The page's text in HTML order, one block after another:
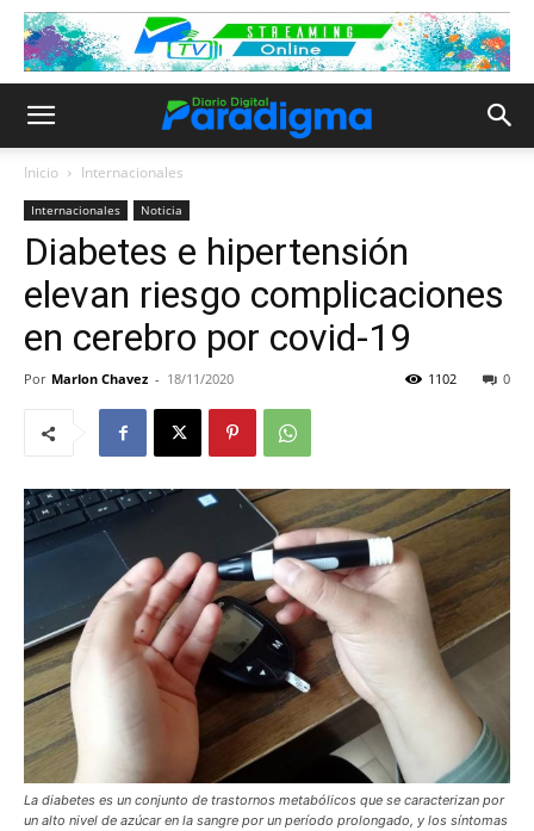
Inicio Internacionales
Internacionales Noticia
Diabetes e hipertensión
elevan riesgo complicaciones
en cerebro por covid-19
Por Marlon Chavez - 18/11/2020 0
1102
La diabetes es un conjunto de trastornos metabólicos que se caracterizan por
un alto nivel de azúcar en la sangre por un período prolongado, y los síntomas